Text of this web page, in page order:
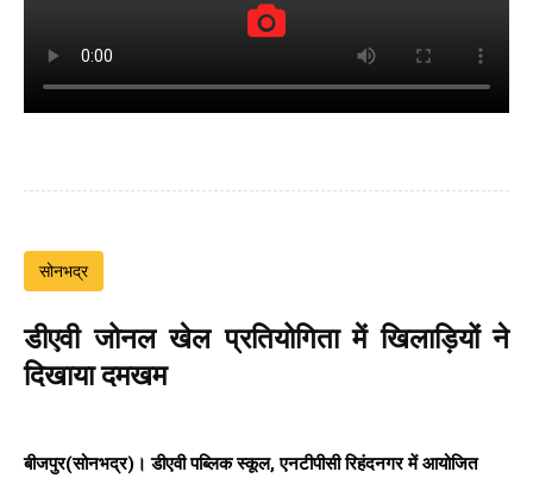
सोनभद्र
डीएवी जोनल खेल प्रतियोगिता में खिलाड़ियों ने
दिखाया दमखम
बीजपुर(सोनभद्र)। डीएवी पब्लिक स्कूल, एनटीपीसी रिहंदनगर में आयोजित